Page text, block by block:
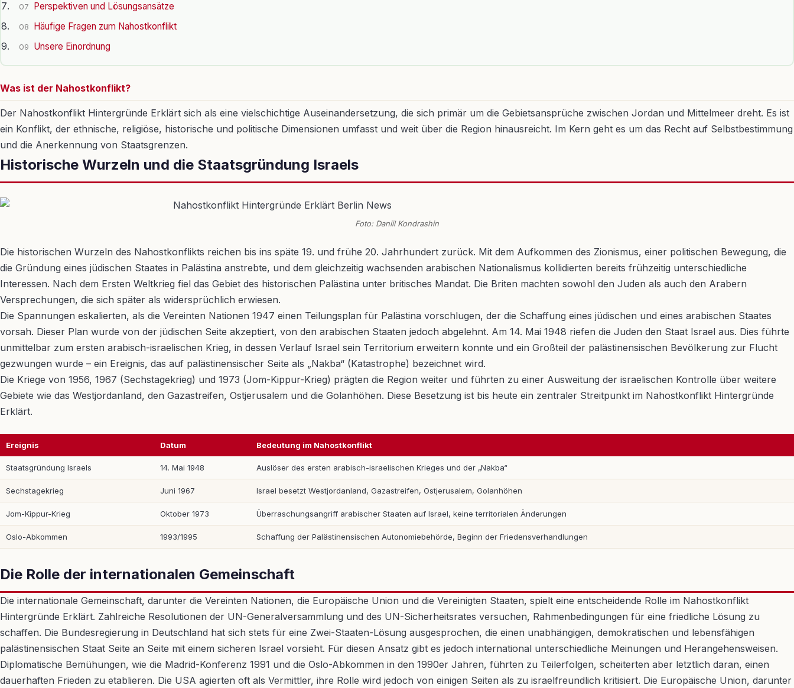
07 Perspektiven und Lösungsansätze
08 Häufige Fragen zum Nahostkonflikt
09 Unsere Einordnung
Was ist der Nahostkonflikt?
Der Nahostkonflikt Hintergründe Erklärt sich als eine vielschichtige Auseinandersetzung, die sich primär um die Gebietsansprüche zwischen Jordan und Mittelmeer dreht. Es ist
ein Konflikt, der ethnische, religiöse, historische und politische Dimensionen umfasst und weit über die Region hinausreicht. Im Kern geht es um das Recht auf Selbstbestimmung
und die Anerkennung von Staatsgrenzen.
Historische Wurzeln und die Staatsgründung Israels
Foto: Daniil Kondrashin
Die historischen Wurzeln des Nahostkonflikts reichen bis ins späte 19. und frühe 20. Jahrhundert zurück. Mit dem Aufkommen des Zionismus, einer politischen Bewegung, die
die Gründung eines jüdischen Staates in Palästina anstrebte, und dem gleichzeitig wachsenden arabischen Nationalismus kollidierten bereits frühzeitig unterschiedliche
Interessen. Nach dem Ersten Weltkrieg fiel das Gebiet des historischen Palästina unter britisches Mandat. Die Briten machten sowohl den Juden als auch den Arabern
Versprechungen, die sich später als widersprüchlich erwiesen.
Die Spannungen eskalierten, als die Vereinten Nationen 1947 einen Teilungsplan für Palästina vorschlugen, der die Schaffung eines jüdischen und eines arabischen Staates
vorsah. Dieser Plan wurde von der jüdischen Seite akzeptiert, von den arabischen Staaten jedoch abgelehnt. Am 14. Mai 1948 riefen die Juden den Staat Israel aus. Dies führte
unmittelbar zum ersten arabisch-israelischen Krieg, in dessen Verlauf Israel sein Territorium erweitern konnte und ein Großteil der palästinensischen Bevölkerung zur Flucht
gezwungen wurde – ein Ereignis, das auf palästinensischer Seite als „Nakba“ (Katastrophe) bezeichnet wird.
Die Kriege von 1956, 1967 (Sechstagekrieg) und 1973 (Jom-Kippur-Krieg) prägten die Region weiter und führten zu einer Ausweitung der israelischen Kontrolle über weitere
Gebiete wie das Westjordanland, den Gazastreifen, Ostjerusalem und die Golanhöhen. Diese Besetzung ist bis heute ein zentraler Streitpunkt im Nahostkonflikt Hintergründe
Erklärt.
Ereignis Datum Bedeutung im Nahostkonflikt
Staatsgründung Israels 14. Mai 1948 Auslöser des ersten arabisch-israelischen Krieges und der „Nakba“
Sechstagekrieg Juni 1967 Israel besetzt Westjordanland, Gazastreifen, Ostjerusalem, Golanhöhen
Jom-Kippur-Krieg Oktober 1973 Überraschungsangriff arabischer Staaten auf Israel, keine territorialen Änderungen
Oslo-Abkommen 1993/1995 Schaffung der Palästinensischen Autonomiebehörde, Beginn der Friedensverhandlungen
Die Rolle der internationalen Gemeinschaft
Die internationale Gemeinschaft, darunter die Vereinten Nationen, die Europäische Union und die Vereinigten Staaten, spielt eine entscheidende Rolle im Nahostkonflikt
Hintergründe Erklärt. Zahlreiche Resolutionen der UN-Generalversammlung und des UN-Sicherheitsrates versuchen, Rahmenbedingungen für eine friedliche Lösung zu
schaffen. Die Bundesregierung in Deutschland hat sich stets für eine Zwei-Staaten-Lösung ausgesprochen, die einen unabhängigen, demokratischen und lebensfähigen
palästinensischen Staat Seite an Seite mit einem sicheren Israel vorsieht. Für diesen Ansatz gibt es jedoch international unterschiedliche Meinungen und Herangehensweisen.
Diplomatische Bemühungen, wie die Madrid-Konferenz 1991 und die Oslo-Abkommen in den 1990er Jahren, führten zu Teilerfolgen, scheiterten aber letztlich daran, einen
dauerhaften Frieden zu etablieren. Die USA agierten oft als Vermittler, ihre Rolle wird jedoch von einigen Seiten als zu israelfreundlich kritisiert. Die Europäische Union, darunter